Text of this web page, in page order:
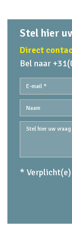
Stel hier
Direct
Bel naar
* Verplicht(e)